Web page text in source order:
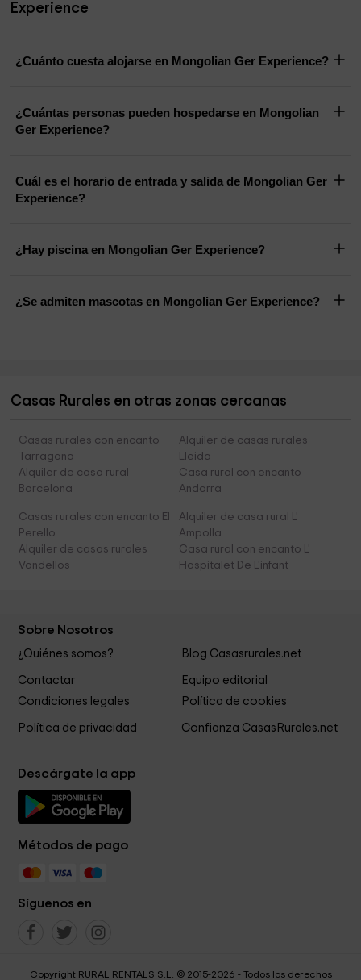
Experience
¿Cuánto cuesta alojarse en Mongolian Ger Experience?
¿Cuántas personas pueden hospedarse en Mongolian
Ger Experience?
Cuál es el horario de entrada y salida de Mongolian Ger
Experience?
¿Hay piscina en Mongolian Ger Experience?
¿Se admiten mascotas en Mongolian Ger Experience?
Casas Rurales en otras zonas cercanas
Casas rurales con encanto
Tarragona
Alquiler de casas rurales
Lleida
Alquiler de casa rural
Barcelona
Casa rural con encanto
Andorra
Casas rurales con encanto El
Perello
Alquiler de casa rural L'
Ampolla
Alquiler de casas rurales
Vandellos
Casa rural con encanto L'
Hospitalet De L'infant
Sobre Nosotros
¿Quiénes somos? Blog Casasrurales.net
Contactar
Equipo editorial
Condiciones legales
Política de cookies
Política de privacidad Confianza CasasRurales.net
Descárgate la app
Métodos de pago
Síguenos en
Copyright RURAL RENTALS S.L. © 2015-2026 - Todos los derechos